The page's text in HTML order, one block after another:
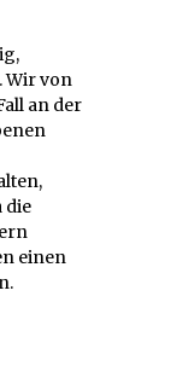
Wir von
an der
die
einen